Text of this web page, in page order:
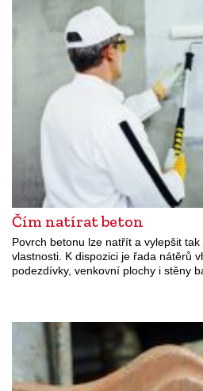
Čím natírat beton
Povrch betonu lze natřít a vylepšit
vlastnosti. K dispozici je řada nátěrů
podezdívky, venkovní plochy i stěny